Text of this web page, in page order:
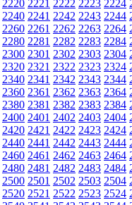
2220 2221 2222 2223 2224
2240 2241 2242 2243 2244
2260 2261 2262 2263 2264
2280 2281 2282 2283 2284
2300 2301 2302 2303 2304
2320 2321 2322 2323 2324
2340 2341 2342 2343 2344
2360 2361 2362 2363 2364
2380 2381 2382 2383 2384
2400 2401 2402 2403 2404
2420 2421 2422 2423 2424
2440 2441 2442 2443 2444
2460 2461 2462 2463 2464
2480 2481 2482 2483 2484
2500 2501 2502 2503 2504
2520 2521 2522 2523 2524